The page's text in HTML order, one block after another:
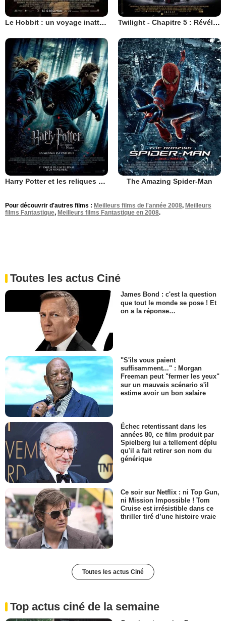
Le Hobbit : un voyage inattendu Twilight - Chapitre 5 : Révélation 2e partie
Harry Potter et les reliques de la mort - partie 1 The Amazing Spider-Man
Pour découvrir d'autres films : Meilleurs films de l'année 2008, Meilleurs
films Fantastique, Meilleurs films Fantastique en 2008.
Toutes les actus Ciné
James Bond : c'est la question
que tout le monde se pose ! Et
on a la réponse…
"S'ils vous paient
suffisamment..." : Morgan
Freeman peut "fermer les yeux"
sur un mauvais scénario s'il
estime avoir un bon salaire
Échec retentissant dans les
années 80, ce film produit par
Spielberg lui a tellement déplu
qu'il a fait retirer son nom du
générique
Ce soir sur Netflix : ni Top Gun,
ni Mission Impossible ! Tom
Cruise est irrésistible dans ce
thriller tiré d’une histoire vraie
Toutes les actus Ciné
Top actus ciné de la semaine